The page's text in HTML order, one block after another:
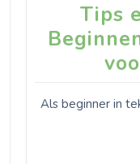
Tips
Als beginner in